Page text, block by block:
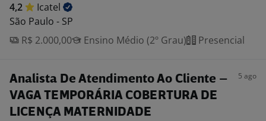
4,2
Icatel
São Paulo - SP
R$ 2.000,00
Ensino Médio (2º Grau) Presencial
Analista De Atendimento Ao Cliente –
VAGA TEMPORÁRIA COBERTURA DE
LICENÇA MATERNIDADE
5 ago